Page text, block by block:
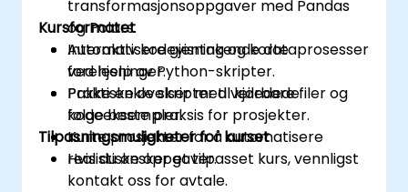
transformasjonsoppgaver med Pandas
og Polars.
Automatisere gjentakende dataprosesser
ved hjelp av Python-skripter.
Pakke enkle skripter til kjørbare filer og
følge beste praksis for prosjekter.
Kursformatet
Interaktiv kodevisning og korte
forelesninger.
Praktiske øvelser med veiledede
kodeeksempler.
Kurte prosjekter for å automatisere
realistiske oppgaver.
Tilpasningsmuligheter for kurset
Hvis du ønsker et tilpasset kurs, vennligst
kontakt oss for avtale.